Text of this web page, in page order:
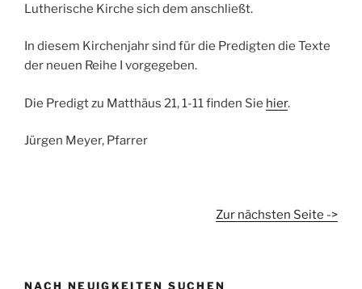
Lutherische Kirche sich dem anschließt.
In diesem Kirchenjahr sind für die Predigten die Texte
der neuen Reihe I vorgegeben.
Die Predigt zu Matthäus 21, 1-11 finden Sie hier.
Jürgen Meyer, Pfarrer
Zur nächsten Seite ->
NACH NEUIGKEITEN SUCHEN